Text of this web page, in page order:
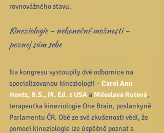
rovnovážného stavu.
Kineziologie – nekonečné možnosti –
poznej sám sebe
Na kongresu vystoupily dvě odbornice na
specializovanou kineziologii – Carol Ann
Hontz, B.S., M. Ed. z USA a Miloslava Rutová,
terapeutka kineziologie One Brain, poslankyně
Parlamentu ČR. Obě ze své zkušenosti vědí, že
pomocí kineziologie lze úspěšně poznat a